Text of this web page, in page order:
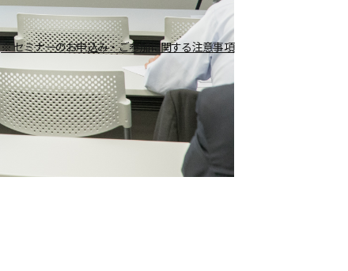
※ セミナーのお申込み・ご参加に関する注意事項